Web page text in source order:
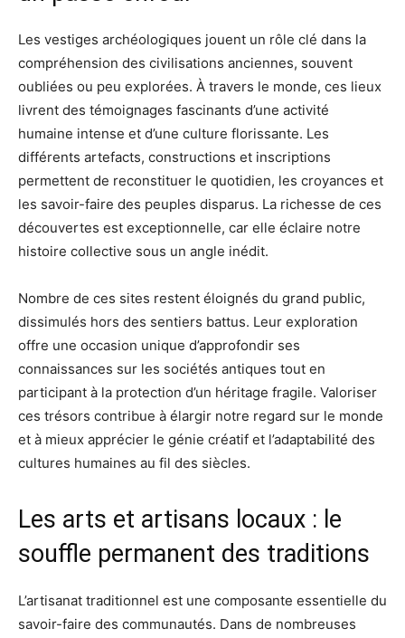
Les vestiges archéologiques jouent un rôle clé dans la
compréhension des civilisations anciennes, souvent
oubliées ou peu explorées. À travers le monde, ces lieux
livrent des témoignages fascinants d’une activité
humaine intense et d’une culture florissante. Les
différents artefacts, constructions et inscriptions
permettent de reconstituer le quotidien, les croyances et
les savoir-faire des peuples disparus. La richesse de ces
découvertes est exceptionnelle, car elle éclaire notre
histoire collective sous un angle inédit.
Nombre de ces sites restent éloignés du grand public,
dissimulés hors des sentiers battus. Leur exploration
offre une occasion unique d’approfondir ses
connaissances sur les sociétés antiques tout en
participant à la protection d’un héritage fragile. Valoriser
ces trésors contribue à élargir notre regard sur le monde
et à mieux apprécier le génie créatif et l’adaptabilité des
cultures humaines au fil des siècles.
Les arts et artisans locaux : le
souffle permanent des traditions
L’artisanat traditionnel est une composante essentielle du
savoir-faire des communautés. Dans de nombreuses